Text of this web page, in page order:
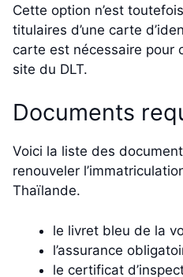
Cette option n’est
titulaires d’une carte
carte est nécessaire pour
site du DLT.
Documents
Voici la liste des
renouveler
Thaïlande.
le livret bleu de la
l’assurance
le certificat